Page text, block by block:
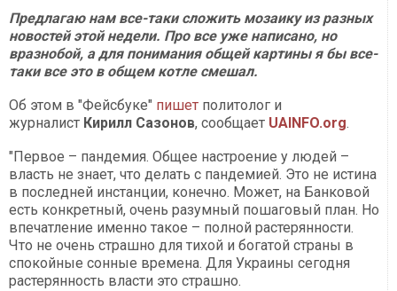
Предлагаю нам все-таки сложить мозаику из разных
новостей этой недели. Про все уже написано, но
вразнобой, а для понимания общей картины я бы все-
таки все это в общем котле смешал.
Об этом в "Фейсбуке" пишет политолог и
журналист Кирилл Сазонов, сообщает UAINFO.org.
"Первое – пандемия. Общее настроение у людей –
власть не знает, что делать с пандемией. Это не истина
в последней инстанции, конечно. Может, на Банковой
есть конкретный, очень разумный пошаговый план. Но
впечатление именно такое – полной растерянности.
Что не очень страшно для тихой и богатой страны в
спокойные сонные времена. Для Украины сегодня
растерянность власти это страшно.